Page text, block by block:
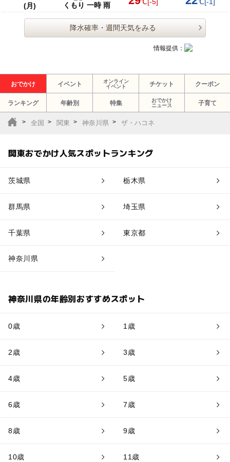
(月)
くもり 一時 雨 ℃[-5] ℃[-1]
降水確率・週間天気をみる
情報提供：
おでかけ イベント
オンライン
イベント
チケット クーポン
ランキング 年齢別 特集
おでかけ
ニュース
子育て
全国 関東 神奈川県 ザ・ハコネ
関東おでかけ人気スポットランキング
茨城県 栃木県
群馬県 埼玉県
千葉県 東京都
神奈川県
神奈川県の年齢別おすすめスポット
0歳 1歳
2歳 3歳
4歳 5歳
6歳 7歳
8歳 9歳
10歳 11歳